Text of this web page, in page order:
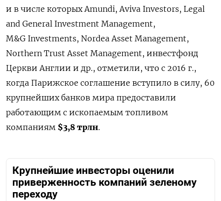
и в числе которых Amundi, Aviva Investors, Legal
and General Investment Management,
M&G Investments, Nordea Asset Management,
Northern Trust Asset Management, инвестфонд
Церкви Англии и др., отметили, что с 2016 г.,
когда Парижское соглашение вступило в силу, 60
крупнейших банков мира предоставили
работающим с ископаемым топливом
компаниям $3,8 трлн.
Крупнейшие инвесторы оценили
приверженность компаний зеленому
переходу